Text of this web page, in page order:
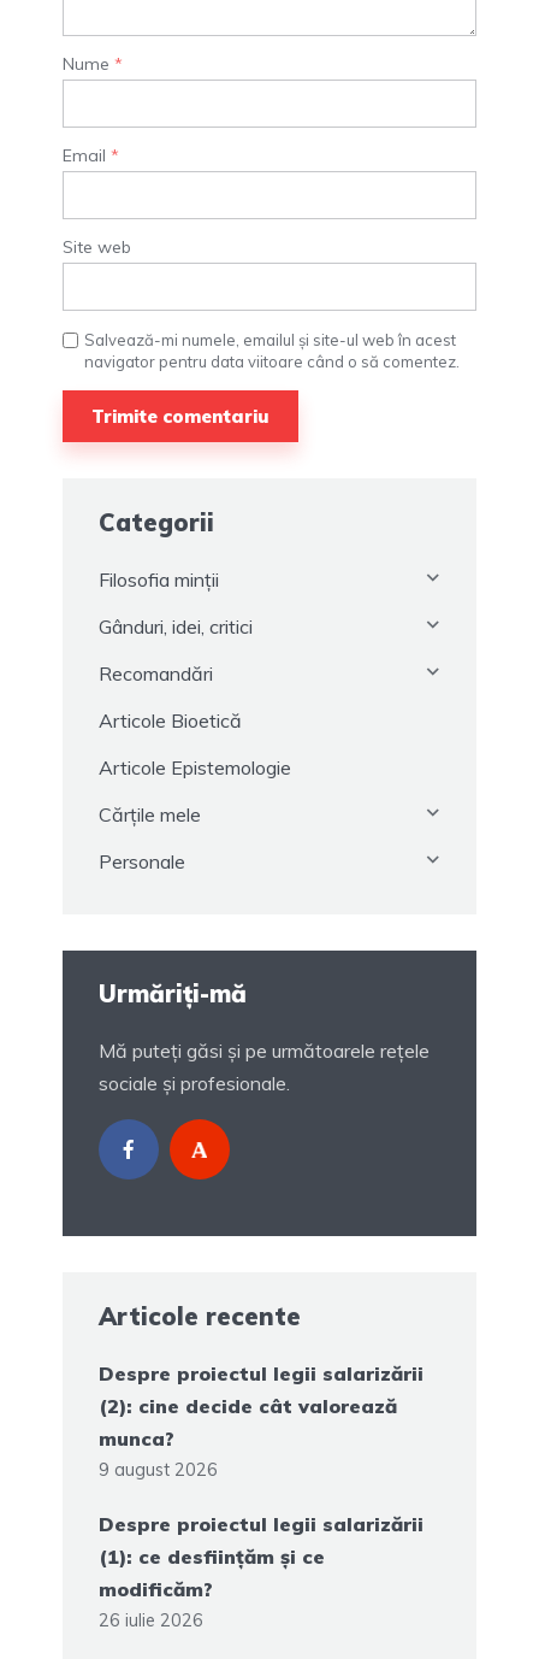
Nume *
Email *
Site web
Salvează-mi numele, emailul și site-ul web în acest
navigator pentru data viitoare când o să comentez.
Categorii
Filosofia minții
Gânduri, idei, critici
Recomandări
Articole Bioetică
Articole Epistemologie
Cărțile mele
Personale
Urmăriți-mă
Mă puteți găsi și pe următoarele rețele
sociale și profesionale.
Articole recente
Despre proiectul legii salarizării
(2): cine decide cât valorează
munca?
9 august 2026
Despre proiectul legii salarizării
(1): ce desființăm și ce
modificăm?
26 iulie 2026